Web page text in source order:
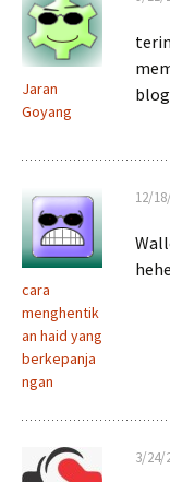
Jaran
Goyang
cara
menghentik
an haid yang
berkepanja
ngan
12/
hehe
3/24/